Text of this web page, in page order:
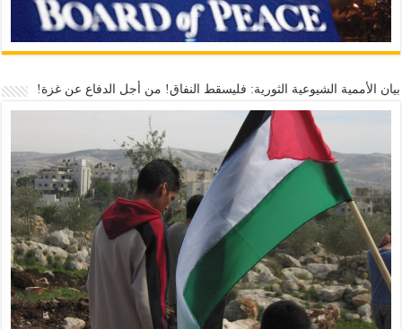
بيان الأممية الشيوعية الثورية: فليسقط النفاق! من أجل الدفاع عن غزة!